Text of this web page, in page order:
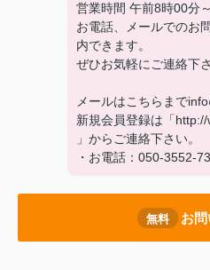
営業時間 午前8時00分
お電話、メールでのお
内できます。
ぜひお気軽にご連絡下
メールはこちらまで
新規会員登録は「
」からご連絡下さい。
・お電話：050-
無料 お